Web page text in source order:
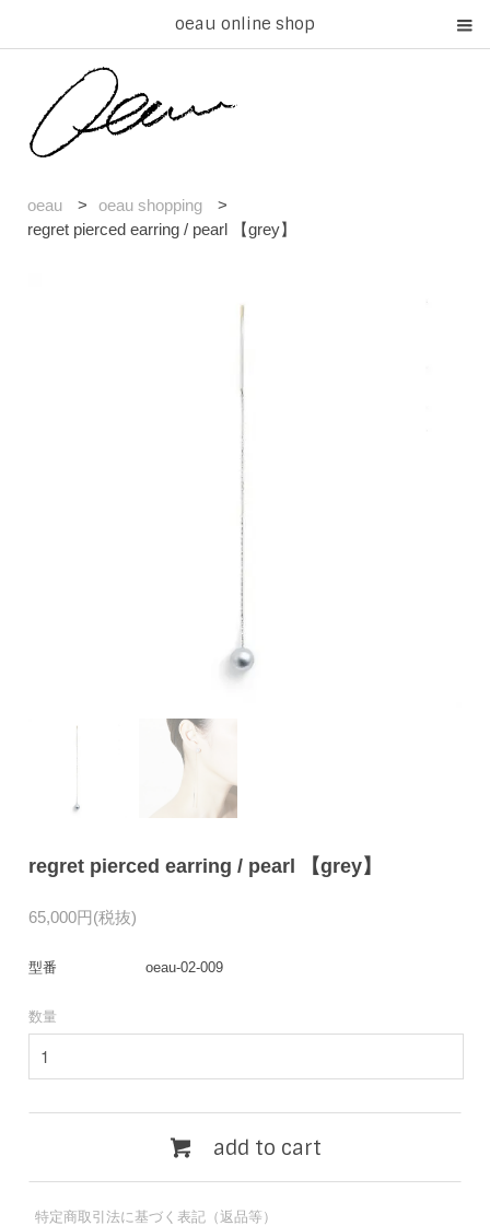
oeau online shop
oeau > oeau shopping
>
regret pierced earring / pearl 【grey】
regret pierced earring / pearl 【grey】
65,000円(税抜)
型番 oeau-02-009
数量
add to cart
特定商取引法に基づく表記（返品等）